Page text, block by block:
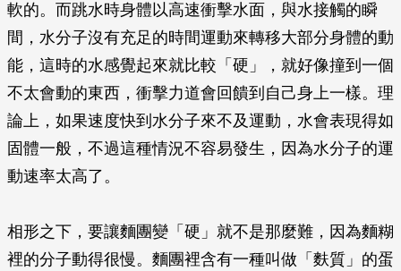
軟的。而跳水時身體以高速衝擊水面，與水接觸的瞬
間，水分子沒有充足的時間運動來轉移大部分身體的動
能，這時的水感覺起來就比較「硬」，就好像撞到一個
不太會動的東西，衝擊力道會回饋到自己身上一樣。理
論上，如果速度快到水分子來不及運動，水會表現得如
固體一般，不過這種情況不容易發生，因為水分子的運
動速率太高了。
相形之下，要讓麵團變「硬」就不是那麼難，因為麵糊
裡的分子動得很慢。麵團裡含有一種叫做「麩質」的蛋